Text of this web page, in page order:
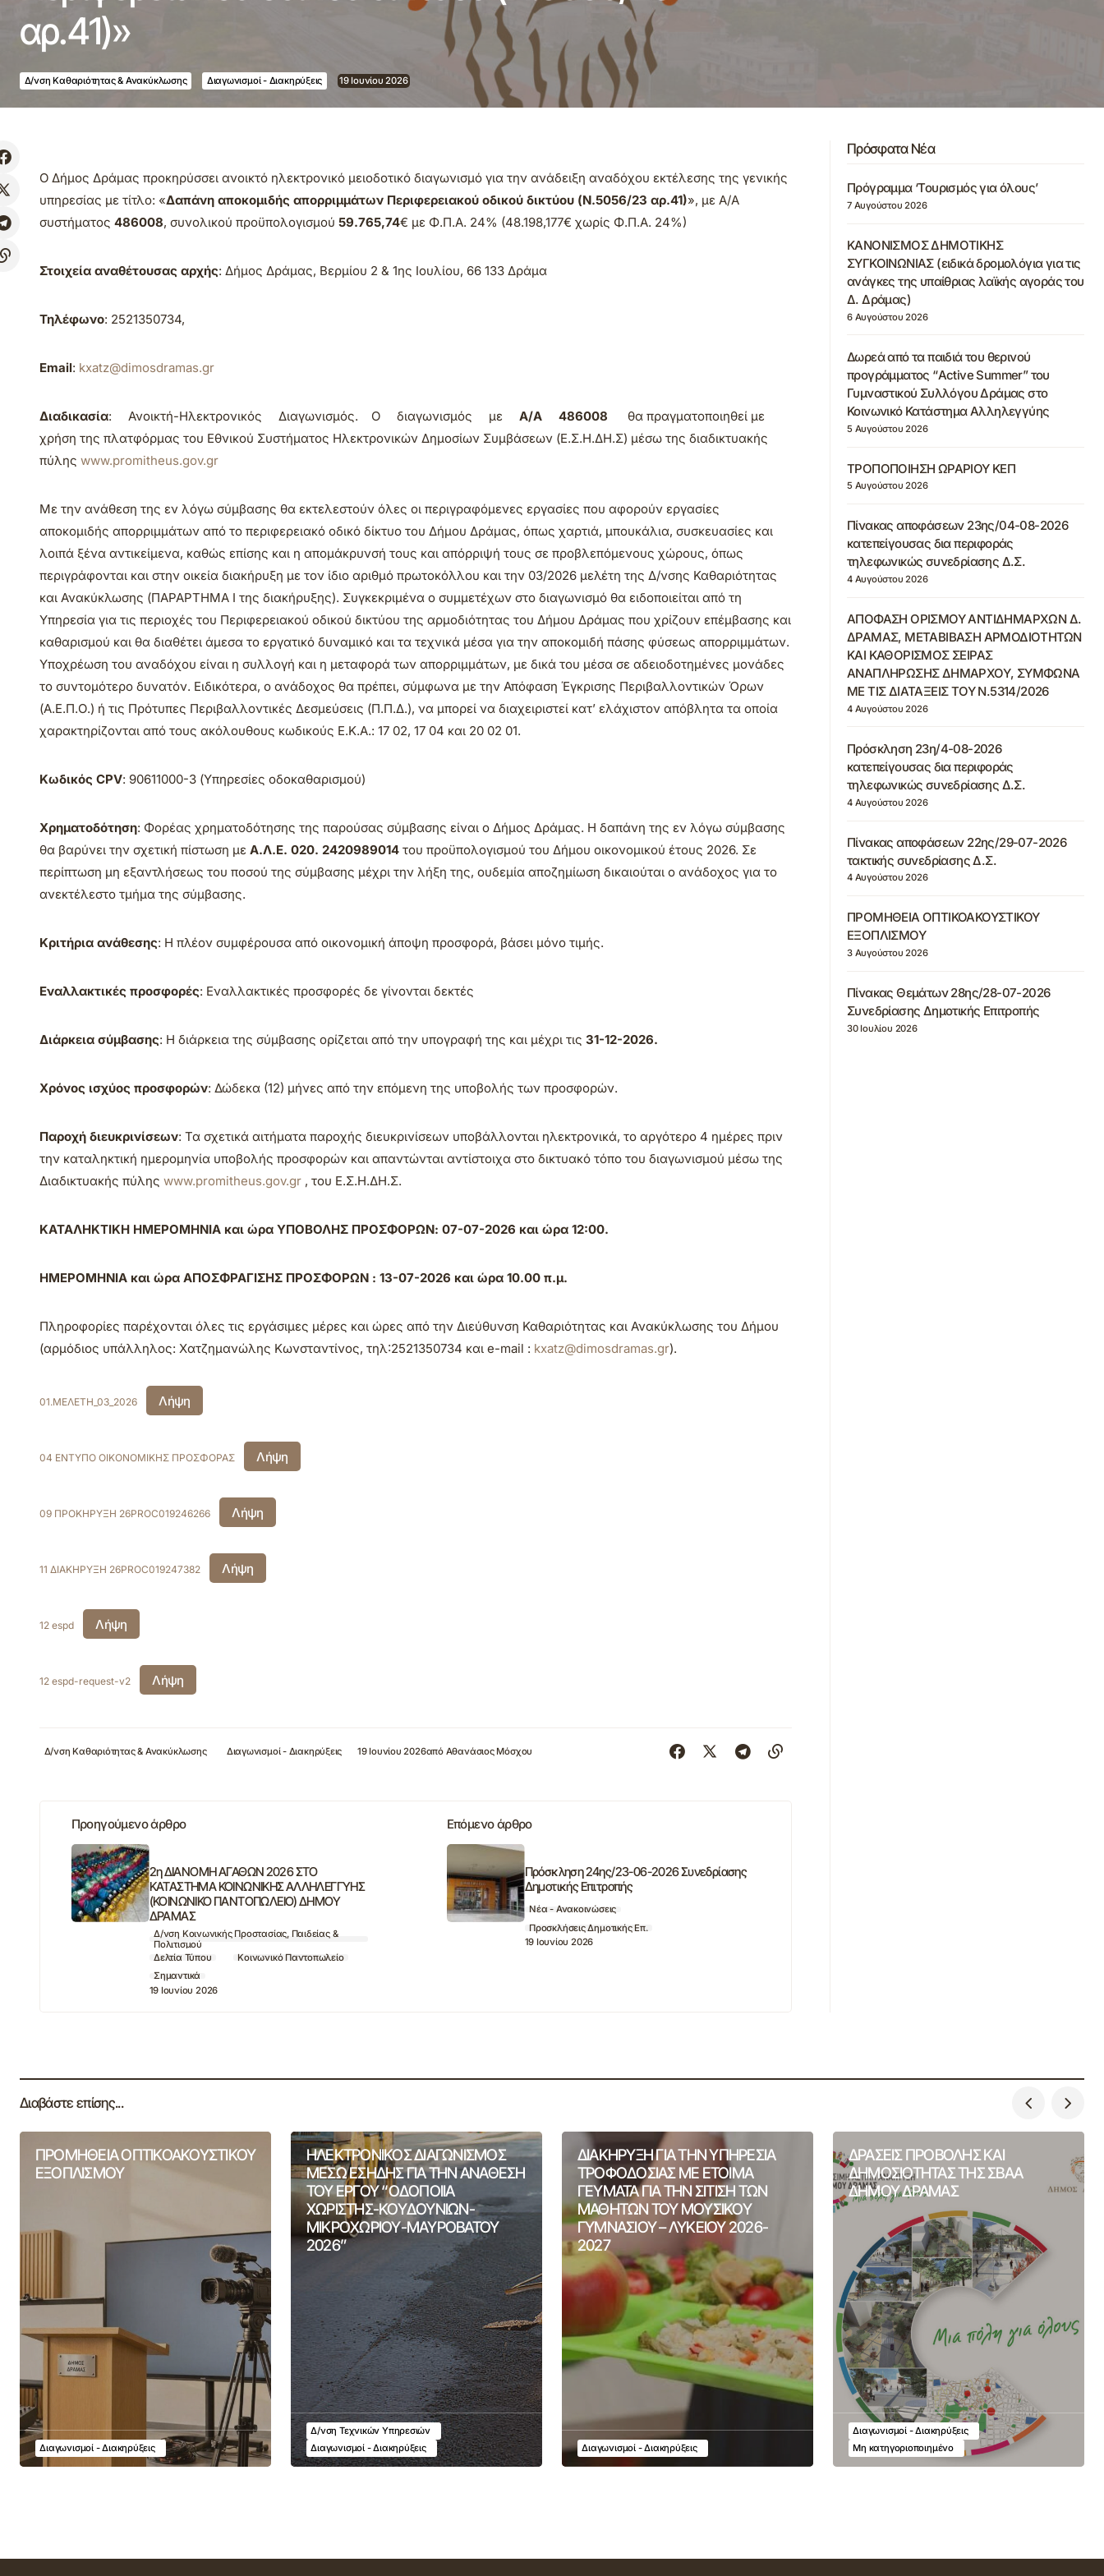
αρ.41)»
Δ/νση Καθαριότητας & Ανακύκλωσης Διαγωνισμοί - Διακηρύξεις 19 Ιουνίου 2026
O Δήμος Δράμας προκηρύσσει ανοικτό ηλεκτρονικό μειοδοτικό διαγωνισμό για την ανάδειξη αναδόχου εκτέλεσης της γενικής
υπηρεσίας με τίτλο: «Δαπάνη αποκομιδής απορριμμάτων Περιφερειακού οδικού δικτύου (Ν.5056/23 αρ.41)», με Α/Α
συστήματος 486008, συνολικού προϋπολογισμού 59.765,74€ με Φ.Π.Α. 24% (48.198,177€ χωρίς Φ.Π.Α. 24%)
Στοιχεία αναθέτουσας αρχής: Δήμος Δράμας, Βερμίου 2 & 1ης Ιουλίου, 66 133 Δράμα
Τηλέφωνο: 2521350734,
Εmail: kxatz@dimosdramas.gr
Διαδικασία: Ανοικτή-Ηλεκτρονικός Διαγωνισμός. Ο διαγωνισμός με Α/Α 486008 θα πραγματοποιηθεί με
χρήση της πλατφόρμας του Εθνικού Συστήματος Ηλεκτρονικών Δημοσίων Συμβάσεων (Ε.Σ.Η.ΔΗ.Σ) μέσω της διαδικτυακής
πύλης www.promitheus.gov.gr
Με την ανάθεση της εν λόγω σύμβασης θα εκτελεστούν όλες οι περιγραφόμενες εργασίες που αφορούν εργασίες
αποκομιδής απορριμμάτων από το περιφερειακό οδικό δίκτυο του Δήμου Δράμας, όπως χαρτιά, μπουκάλια, συσκευασίες και
λοιπά ξένα αντικείμενα, καθώς επίσης και η απομάκρυνσή τους και απόρριψή τους σε προβλεπόμενους χώρους, όπως
περιγράφονται και στην οικεία διακήρυξη με τον ίδιο αριθμό πρωτοκόλλου και την 03/2026 μελέτη της Δ/νσης Καθαριότητας
και Ανακύκλωσης (ΠΑΡΑΡΤΗΜΑ Ι της διακήρυξης). Συγκεκριμένα ο συμμετέχων στο διαγωνισμό θα ειδοποιείται από τη
Υπηρεσία για τις περιοχές του Περιφερειακού οδικού δικτύου της αρμοδιότητας του Δήμου Δράμας που χρίζουν επέμβασης και
καθαρισμού και θα διαθέτει άμεσα το εργατικό δυναμικό και τα τεχνικά μέσα για την αποκομιδή πάσης φύσεως απορριμμάτων.
Υποχρέωση του αναδόχου είναι η συλλογή και η μεταφορά των απορριμμάτων, με δικά του μέσα σε αδειοδοτημένες μονάδες
το συντομότερο δυνατόν. Ειδικότερα, ο ανάδοχος θα πρέπει, σύμφωνα με την Απόφαση Έγκρισης Περιβαλλοντικών Όρων
(Α.Ε.Π.Ο.) ή τις Πρότυπες Περιβαλλοντικές Δεσμεύσεις (Π.Π.Δ.), να μπορεί να διαχειριστεί κατ’ ελάχιστον απόβλητα τα οποία
χαρακτηρίζονται από τους ακόλουθους κωδικούς Ε.Κ.Α.: 17 02, 17 04 και 20 02 01.
Κωδικός CPV: 90611000-3 (Υπηρεσίες οδοκαθαρισμού)
Χρηματοδότηση: Φορέας χρηματοδότησης της παρούσας σύμβασης είναι ο Δήμος Δράμας. Η δαπάνη της εν λόγω σύμβασης
θα βαρύνει την σχετική πίστωση με Α.Λ.Ε. 020. 2420989014 του προϋπολογισμού του Δήμου οικονομικού έτους 2026. Σε
περίπτωση μη εξαντλήσεως του ποσού της σύμβασης μέχρι την λήξη της, ουδεμία αποζημίωση δικαιούται ο ανάδοχος για το
ανεκτέλεστο τμήμα της σύμβασης.
Κριτήρια ανάθεσης: Η πλέον συμφέρουσα από οικονομική άποψη προσφορά, βάσει μόνο τιμής.
Εναλλακτικές προσφορές: Εναλλακτικές προσφορές δε γίνονται δεκτές
Διάρκεια σύμβασης: Η διάρκεια της σύμβασης ορίζεται από την υπογραφή της και μέχρι τις 31-12-2026.
Χρόνος ισχύος προσφορών: Δώδεκα (12) μήνες από την επόμενη της υποβολής των προσφορών.
Παροχή διευκρινίσεων: Τα σχετικά αιτήματα παροχής διευκρινίσεων υποβάλλονται ηλεκτρονικά, το αργότερο 4 ημέρες πριν
την καταληκτική ημερομηνία υποβολής προσφορών και απαντώνται αντίστοιχα στο δικτυακό τόπο του διαγωνισμού μέσω της
Διαδικτυακής πύλης www.promitheus.gov.gr , του Ε.Σ.Η.ΔΗ.Σ.
ΚΑΤΑΛΗΚΤΙΚΗ ΗΜΕΡΟΜΗΝΙΑ και ώρα ΥΠΟΒΟΛΗΣ ΠΡΟΣΦΟΡΩΝ: 07-07-2026 και ώρα 12:00.
ΗΜΕΡΟΜΗΝΙΑ και ώρα ΑΠΟΣΦΡΑΓΙΣΗΣ ΠΡΟΣΦΟΡΩΝ : 13-07-2026 και ώρα 10.00 π.μ.
Πληροφορίες παρέχονται όλες τις εργάσιμες μέρες και ώρες από την Διεύθυνση Καθαριότητας και Ανακύκλωσης του Δήμου
(αρμόδιος υπάλληλος: Χατζημανώλης Κωνσταντίνος, τηλ:2521350734 και e-mail : kxatz@dimosdramas.gr).
01.ΜΕΛΕΤΗ_03_2026 Λήψη
04 ΕΝΤΥΠΟ ΟΙΚΟΝΟΜΙΚΗΣ ΠΡΟΣΦΟΡΑΣ Λήψη
09 ΠΡΟΚΗΡΥΞΗ 26PROC019246266 Λήψη
11 ΔΙΑΚΗΡΥΞΗ 26PROC019247382 Λήψη
12 espd Λήψη
12 espd-request-v2 Λήψη
Δ/νση Καθαριότητας & Ανακύκλωσης Διαγωνισμοί - Διακηρύξεις 19 Ιουνίου 2026από Αθανάσιος Μόσχου
Προηγούμενο άρθρο
2η ΔΙΑΝΟΜΗ ΑΓΑΘΩΝ 2026 ΣΤΟ
ΚΑΤΑΣΤΗΜΑ ΚΟΙΝΩΝΙΚΗΣ ΑΛΛΗΛΕΓΓΥΗΣ
(ΚΟΙΝΩΝΙΚΟ ΠΑΝΤΟΠΩΛΕΙΟ) ΔΗΜΟΥ
ΔΡΑΜΑΣ
Δ/νση Κοινωνικής Προστασίας, Παιδείας &
Πολιτισμού
Δελτία Τύπου
Κοινωνικό Παντοπωλείο
Σημαντικά
19 Ιουνίου 2026
Επόμενο άρθρο
Πρόσκληση 24ης/23-06-2026 Συνεδρίασης
Δημοτικής Επιτροπής
Νέα - Ανακοινώσεις
Προσκλήσεις Δημοτικής Επ.
19 Ιουνίου 2026
Πρόσφατα Νέα
Πρόγραμμα ‘Τουρισμός για όλους’
7 Αυγούστου 2026
ΚΑΝΟΝΙΣΜΟΣ ΔΗΜΟΤΙΚΗΣ
ΣΥΓΚΟΙΝΩΝΙΑΣ (ειδικά δρομολόγια για τις
ανάγκες της υπαίθριας λαϊκής αγοράς του
Δ. Δράμας)
6 Αυγούστου 2026
Δωρεά από τα παιδιά του θερινού
προγράμματος “Active Summer” του
Γυμναστικού Συλλόγου Δράμας στο
Κοινωνικό Κατάστημα Αλληλεγγύης
5 Αυγούστου 2026
ΤΡΟΠΟΠΟΙΗΣΗ ΩΡΑΡΙΟΥ ΚΕΠ
5 Αυγούστου 2026
Πίνακας αποφάσεων 23ης/04-08-2026
κατεπείγουσας δια περιφοράς
τηλεφωνικώς συνεδρίασης Δ.Σ.
4 Αυγούστου 2026
ΑΠΟΦΑΣΗ ΟΡΙΣΜΟΥ ΑΝΤΙΔΗΜΑΡΧΩΝ Δ.
ΔΡΑΜΑΣ, ΜΕΤΑΒΙΒΑΣΗ ΑΡΜΟΔΙΟΤΗΤΩΝ
ΚΑΙ ΚΑΘΟΡΙΣΜΟΣ ΣΕΙΡΑΣ
ΑΝΑΠΛΗΡΩΣΗΣ ΔΗΜΑΡΧΟΥ, ΣΥΜΦΩΝΑ
ΜΕ ΤΙΣ ΔΙΑΤΑΞΕΙΣ ΤΟΥ Ν.5314/2026
4 Αυγούστου 2026
Πρόσκληση 23η/4-08-2026
κατεπείγουσας δια περιφοράς
τηλεφωνικώς συνεδρίασης Δ.Σ.
4 Αυγούστου 2026
Πίνακας αποφάσεων 22ης/29-07-2026
τακτικής συνεδρίασης Δ.Σ.
4 Αυγούστου 2026
ΠΡΟΜΗΘΕΙΑ ΟΠΤΙΚΟΑΚΟΥΣΤΙΚΟΥ
ΕΞΟΠΛΙΣΜΟΥ
3 Αυγούστου 2026
Πίνακας Θεμάτων 28ης/28-07-2026
Συνεδρίασης Δημοτικής Επιτροπής
30 Ιουλίου 2026
Διαβάστε επίσης...
ΠΡΟΜΗΘΕΙΑ ΟΠΤΙΚΟΑΚΟΥΣΤΙΚΟΥ
ΕΞΟΠΛΙΣΜΟΥ
Διαγωνισμοί - Διακηρύξεις
ΗΛΕΚΤΡΟΝΙΚΟΣ ΔΙΑΓΩΝΙΣΜΟΣ
ΜΕΣΩ ΕΣΗΔΗΣ ΓΙΑ ΤΗΝ ΑΝΑΘΕΣΗ
ΤΟΥ ΕΡΓΟΥ “ΟΔΟΠΟΙΙΑ
ΧΩΡΙΣΤΗΣ-ΚΟΥΔΟΥΝΙΩΝ-
ΜΙΚΡΟΧΩΡΙΟΥ-ΜΑΥΡΟΒΑΤΟΥ
2026”
Δ/νση Τεχνικών Υπηρεσιών
Διαγωνισμοί - Διακηρύξεις
ΔΙΑΚΗΡΥΞΗ ΓΙΑ ΤΗΝ ΥΠΗΡΕΣΙΑ
ΤΡΟΦΟΔΟΣΙΑΣ ΜΕ ΕΤΟΙΜΑ
ΓΕΥΜΑΤΑ ΓΙΑ ΤΗΝ ΣΙΤΙΣΗ ΤΩΝ
ΜΑΘΗΤΩΝ ΤΟΥ ΜΟΥΣΙΚΟΥ
ΓΥΜΝΑΣΙΟΥ – ΛΥΚΕΙΟΥ 2026-
2027
Διαγωνισμοί - Διακηρύξεις
ΔΡΑΣΕΙΣ ΠΡΟΒΟΛΗΣ ΚΑΙ
ΔΗΜΟΣΙΟΤΗΤΑΣ ΤΗΣ ΣΒΑΑ
ΔΗΜΟΥ ΔΡΑΜΑΣ
Διαγωνισμοί - Διακηρύξεις
Μη κατηγοριοποιημένο